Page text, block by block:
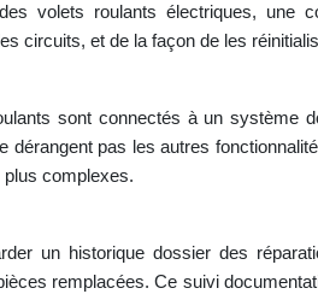
volets roulants électriques, une
circuits, et de la façon de les
sont connectés à un système
dérangent pas les autres
complexes.
un historique dossier des
remplacées. Ce suivi